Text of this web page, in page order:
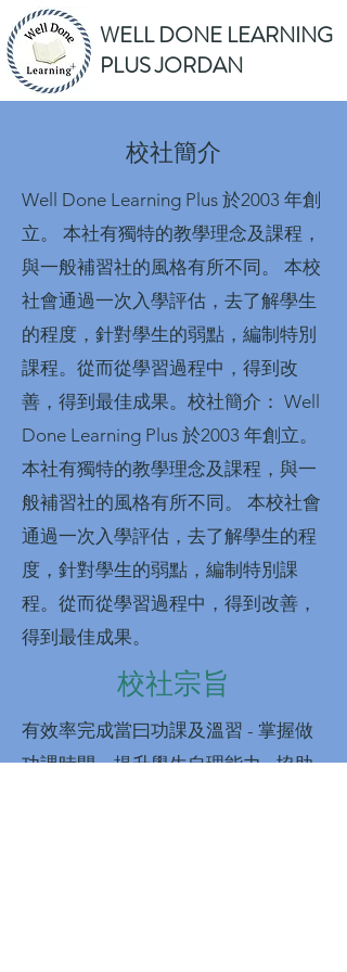
WELL DONE LEARNING
PLUS JORDAN
校社簡介
Well Done Learning Plus 於2003 年創
立。 本社有獨特的教學理念及課程，
與一般補習社的風格有所不同。 本校
社會通過一次入學評估，去了解學生
的程度，針對學生的弱點，編制特別
課程。從而從學習過程中，得到改
善，得到最佳成果。校社簡介： Well
Done Learning Plus 於2003 年創立。
本社有獨特的教學理念及課程，與一
般補習社的風格有所不同。 本校社會
通過一次入學評估，去了解學生的程
度，針對學生的弱點，編制特別課
程。從而從學習過程中，得到改善，
得到最佳成果。
校社宗旨
有效率完成當曰功課及溫習 - 掌握做
功課時間，提升學生自理能力 - 協助